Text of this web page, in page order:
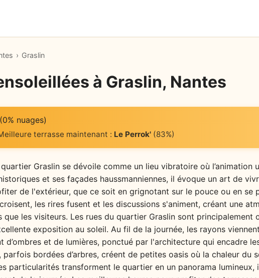
› Graslin
à Graslin, Nantes
nuages)
terrasse maintenant : Le Perrok'(83%)
Graslin se dévoile comme un lieu vibratoire où l’animation
et ses façades haussmanniennes, il évoque un art de
de l'extérieur, que ce soit en grignotant sur le pouce ou en se
les rires fusent et les discussions s'animent, créant une
que les visiteurs. Les rues du quartier Graslin sont principalement
exposition au soleil. Au fil de la journée, les rayons
d’ombres et de lumières, ponctué par l'architecture qui encadre
bordées d’arbres, créent de petites oasis où la chaleur du
particularités transforment le quartier en un panorama lumineux,